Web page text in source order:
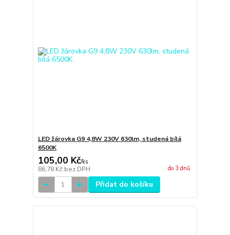
LED žárovka G9 4,8W 230V 630lm, studená bílá
6500K
105,00 Kč/ks
86,78 Kč bez DPH do 3 dnů
Přidat do košíku